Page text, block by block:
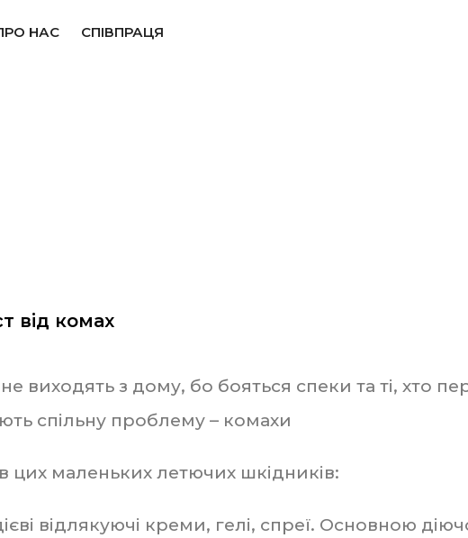
НАС СПІВПРАЦЯ
від комах
виходять з дому, бо бояться спеки та ті, хто
спільну проблему – комахи
цих маленьких летючих шкідників:
відлякуючі креми, гелі, спреї. Основною